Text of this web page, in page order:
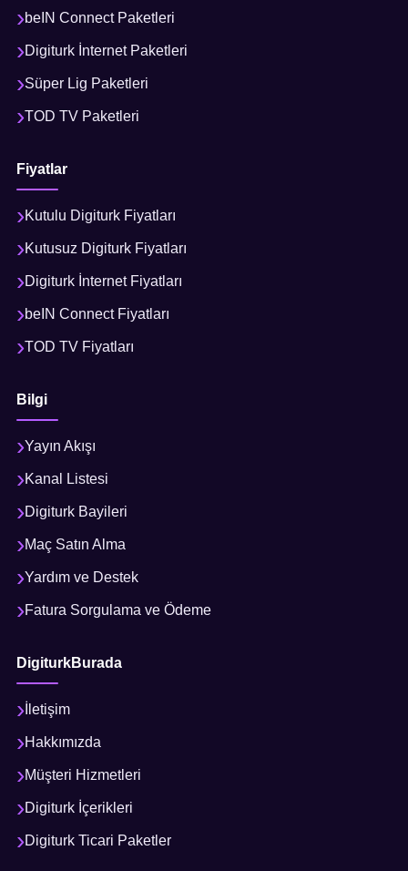
beIN Connect Paketleri
Digiturk İnternet Paketleri
Süper Lig Paketleri
TOD TV Paketleri
Fiyatlar
Kutulu Digiturk Fiyatları
Kutusuz Digiturk Fiyatları
Digiturk İnternet Fiyatları
beIN Connect Fiyatları
TOD TV Fiyatları
Bilgi
Yayın Akışı
Kanal Listesi
Digiturk Bayileri
Maç Satın Alma
Yardım ve Destek
Fatura Sorgulama ve Ödeme
DigiturkBurada
İletişim
Hakkımızda
Müşteri Hizmetleri
Digiturk İçerikleri
Digiturk Ticari Paketler